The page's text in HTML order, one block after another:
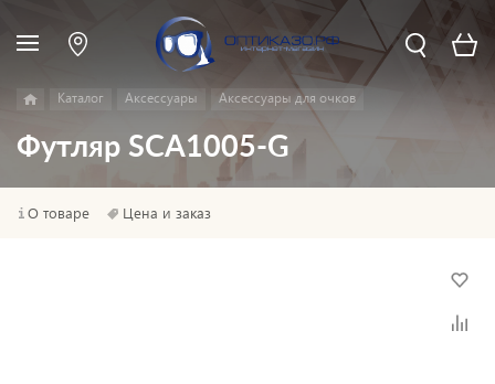
Каталог Аксессуары Аксессуары для очков
Футляр SCA1005-G
О товаре Цена и заказ